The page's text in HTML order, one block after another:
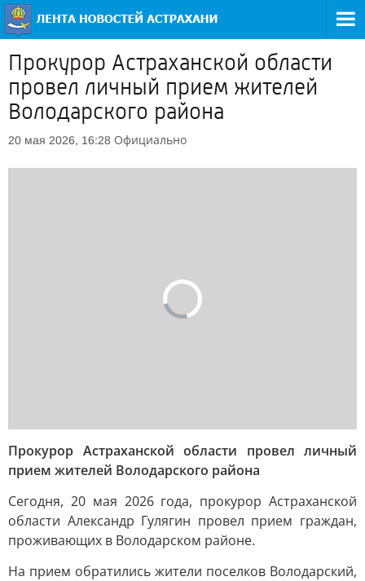
Прокурор Астраханской области
провел личный прием жителей
Володарского района
20 мая 2026, 16:28 Официально
Прокурор Астраханской области провел личный
прием жителей Володарского района
Сегодня, 20 мая 2026 года, прокурор Астраханской
области Александр Гулягин провел прием граждан,
проживающих в Володарском районе.
На прием обратились жители поселков Володарский,